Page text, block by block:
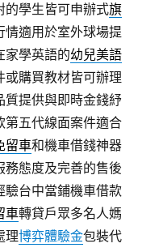
的學生皆可申辦式旗
情適用於室外球場提
家學英語的幼兒美語
或購買教材皆可辦理
質提供與即時金錢紓
第五代線面案件適合
留車和機車借錢神器
務態度及完善的售後
驗台中當鋪機車借款
車轉貸戶眾多名人媽
理博弈體驗金包裝代